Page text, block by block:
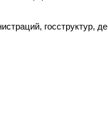
госструктур,